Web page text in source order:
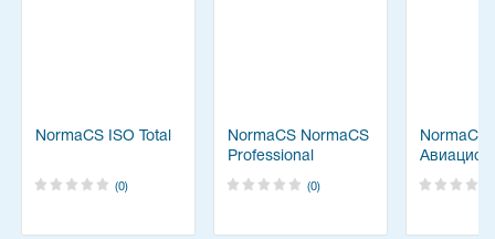
NormaCS ISO Total
(0)
NormaCS NormaCS
Professional
(0)
NormaCS